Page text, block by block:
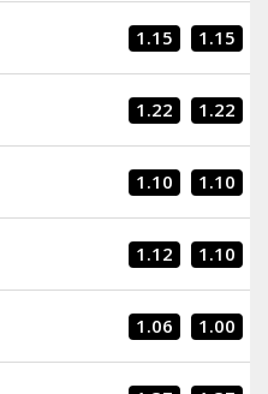
1.15 1.15
1.22 1.22
1.10 1.10
1.12 1.10
1.06 1.00